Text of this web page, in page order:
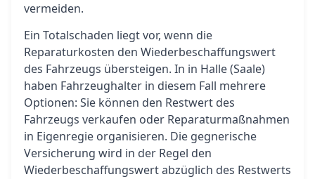
vermeiden.
Ein Totalschaden liegt vor, wenn die
Reparaturkosten den Wiederbeschaffungswert
des Fahrzeugs übersteigen. In in Halle (Saale)
haben Fahrzeughalter in diesem Fall mehrere
Optionen: Sie können den Restwert des
Fahrzeugs verkaufen oder Reparaturmaßnahmen
in Eigenregie organisieren. Die gegnerische
Versicherung wird in der Regel den
Wiederbeschaffungswert abzüglich des Restwerts